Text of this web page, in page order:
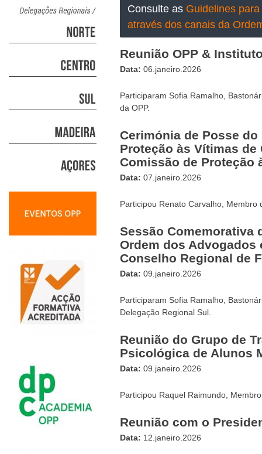
Consulte as Guidelines
através dos canais da
Reunião OPP &
Data: 06.janeiro.2026
Participaram Sofia Ramalho,
da OPP.
Cerimónia de Posse
Proteção às Vítimas
Comissão de Proteção
Data: 07.janeiro.2026
Participou Renato Carvalho, Membro
Sessão Comemorativa
Ordem dos Advogados
Conselho Regional de
Data: 09.janeiro.2026
Participaram Sofia Ramalho,
Delegação Regional Sul.
Reunião do Grupo de
Psicológica de Alunos
Data: 09.janeiro.2026
Participou Raquel Raimundo,
Reunião com o
Data: 12.janeiro.2026